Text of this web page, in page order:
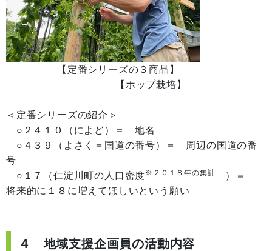
【定番シリーズの３商品】
【ホップ栽培】
＜定番シリーズの紹介＞
○２４１０（によど）＝ 地名
○４３９（よさく＝国道の番号）＝ 周辺の国道の番
号
○１７（仁淀川町の人口密度※２０１８年の集計
）＝
将来的に１８に増えてほしいという願い
４ 地域支援企画員の活動内容